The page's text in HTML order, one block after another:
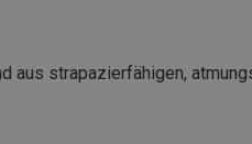
aus strapazierfähigen,